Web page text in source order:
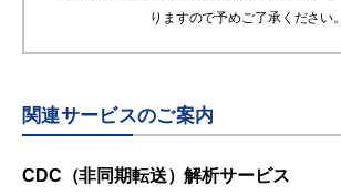
りますので予めご了承ください。
関連サービスのご案内
CDC（非同期転送）解析サービス